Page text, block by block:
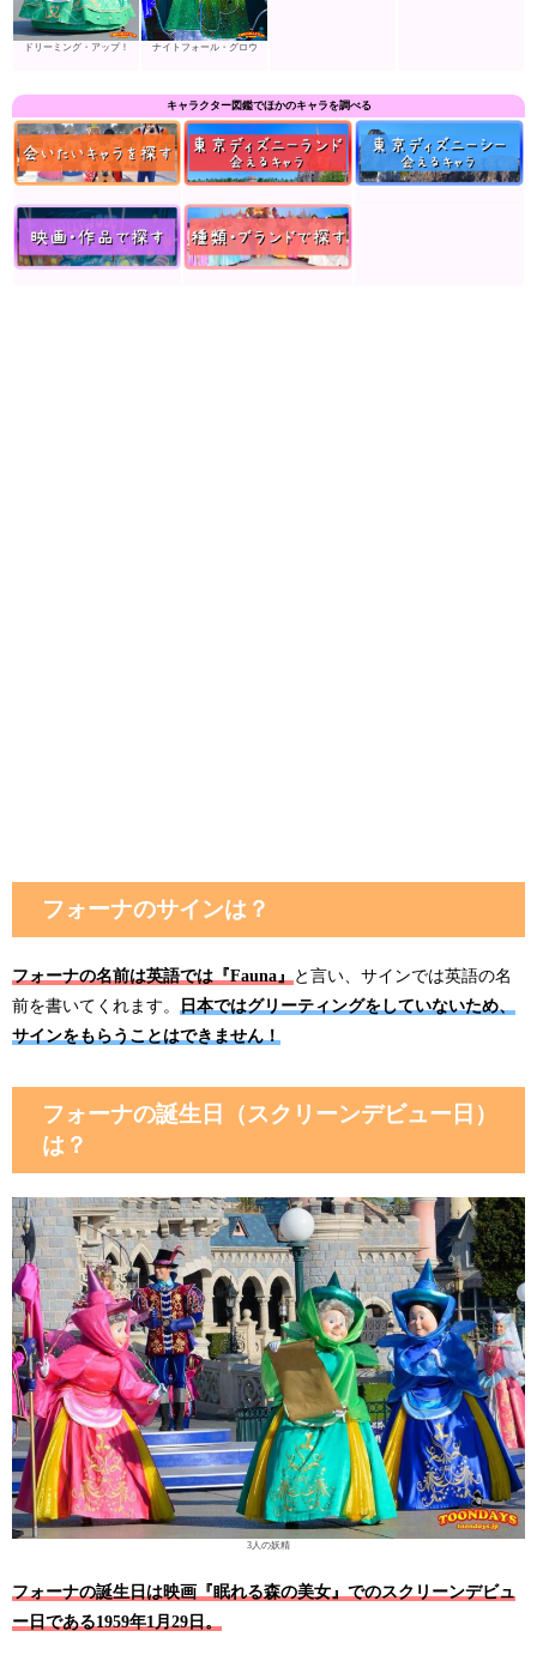
ドリーミング・アップ！ ナイトフォール・グロウ
キャラクター図鑑でほかのキャラを調べる
フォーナのサインは？
フォーナの名前は英語では『Fauna』と言い、サインでは英語の名
前を書いてくれます。 日本ではグリーティングをしていないため、
サインをもらうことはできません！
フォーナの誕生日（スクリーンデビュー日）
は？
3人の妖精
フォーナの誕生日は映画『眠れる森の美女』でのスクリーンデビュ
ー日である1959年1月29日。